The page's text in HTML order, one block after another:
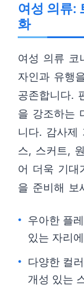
여성 의류:
화
여성 의류 코
자인과 유행
공존합니다.
을 강조하는
니다. 감사제
스, 스커트,
어 더욱 기대
을 준비해 보
우아한 플
있는 자리
다양한 컬
개성 있는